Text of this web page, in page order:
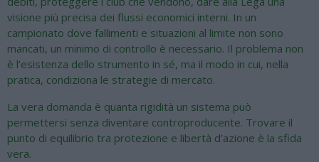
visione più precisa dei flussi economici interni. In un
campionato dove fallimenti e situazioni al limite non sono
mancati, un minimo di controllo è necessario. Il problema non
è l’esistenza dello strumento in sé, ma il modo in cui, nella
pratica, condiziona le strategie di mercato.
La vera domanda è quanta rigidità un sistema può
permettersi senza diventare controproducente. Trovare il
punto di equilibrio tra protezione e libertà d’azione è la sfida
vera.